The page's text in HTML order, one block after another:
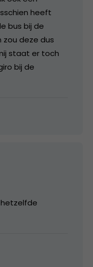
heeft
bus bij de
zou deze dus
staat er toch
bij de
hetzelfde